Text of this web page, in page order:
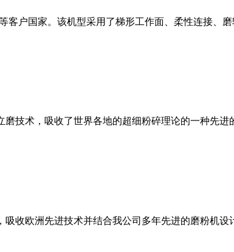
户国家。该机型采用了梯形工作面、柔性连接、
技术，吸收了世界各地的超细粉碎理论的一种先
收欧洲先进技术并结合我公司多年先进的磨粉机